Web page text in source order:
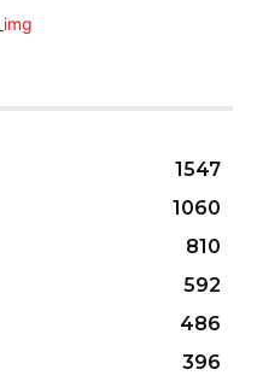
1547
1060
810
592
486
396